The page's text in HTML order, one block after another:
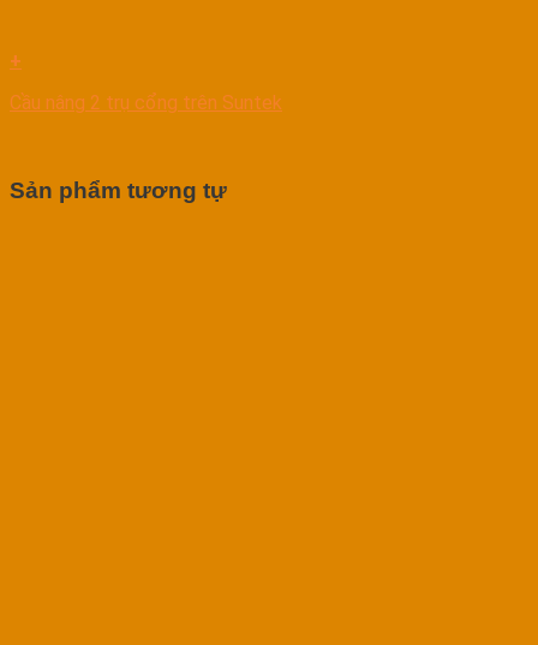
+
Cầu nâng 2 trụ cổng trên Suntek
Sản phẩm tương tự